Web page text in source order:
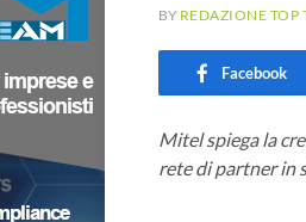
BY REDAZIONE TOP
Facebook
Mitel spiega la
rete di partner in